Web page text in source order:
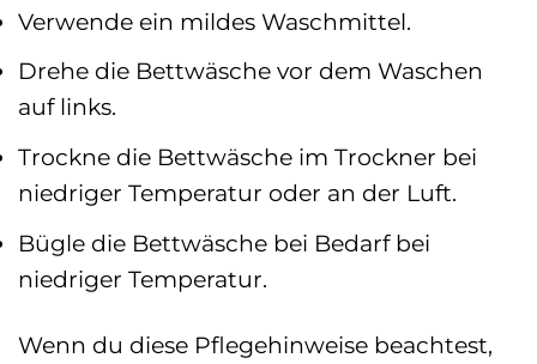
Verwende ein mildes Waschmittel.
Drehe die Bettwäsche vor dem Waschen
auf links.
Trockne die Bettwäsche im Trockner bei
niedriger Temperatur oder an der Luft.
Bügle die Bettwäsche bei Bedarf bei
niedriger Temperatur.
Wenn du diese Pflegehinweise beachtest,